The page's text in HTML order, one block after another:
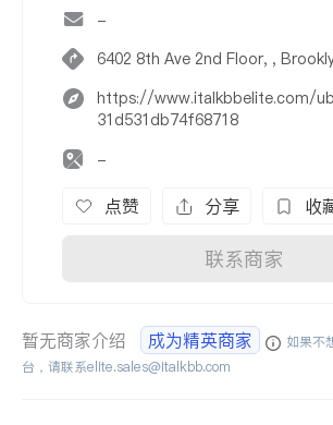
-
https://www.italkbbelite.com/
31d531db74f68718
-
点赞 分享 收
联系商家
暂无商家介绍 成为精英商家
如果不
台，请联系elite.sales@italkbb.com